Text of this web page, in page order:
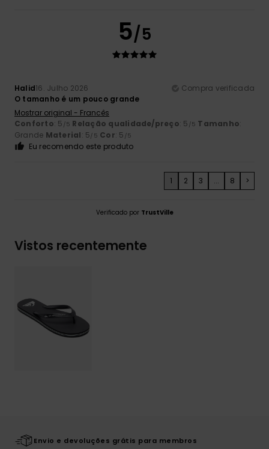
5/5
Halid16. Julho 2026
Compra verificada
O tamanho é um pouco grande
Mostrar original - Francês
Conforto: 5 /5 Relação qualidade/preço: 5 /5 Tamanho:
Grande Material: 5/5 Cor: 5 /5
Eu recomendo este produto
1 2 3 ... 8 >
Verificado por TrustVille
Vistos recentemente
Envio e devoluções grátis para membros